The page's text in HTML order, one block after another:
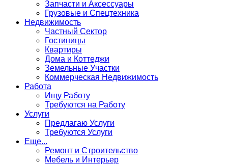
Запчасти и Аксессуары
Грузовые и Спецтехника
Недвижимость
Частный Сектор
Гостиницы
Квартиры
Дома и Коттеджи
Земельные Участки
Коммерческая Недвижимость
Работа
Ищу Работу
Требуются на Работу
Услуги
Предлагаю Услуги
Требуются Услуги
Еще...
Ремонт и Строительство
Мебель и Интерьер